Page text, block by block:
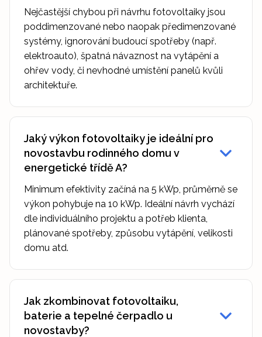
Nejčastější chybou při návrhu fotovoltaiky jsou
poddimenzované nebo naopak předimenzované
systémy, ignorování budoucí spotřeby (např.
elektroauto), špatná návaznost na vytápění a
ohřev vody, či nevhodné umístění panelů kvůli
architektuře.
Jaký výkon fotovoltaiky je ideální pro
novostavbu rodinného domu v
energetické třídě A?
Minimum efektivity začíná na 5 kWp, průměrně se
výkon pohybuje na 10 kWp. Ideální návrh vychází
dle individuálního projektu a potřeb klienta,
plánované spotřeby, způsobu vytápění, velikosti
domu atd.
Jak zkombinovat fotovoltaiku,
baterie a tepelné čerpadlo u
novostavby?